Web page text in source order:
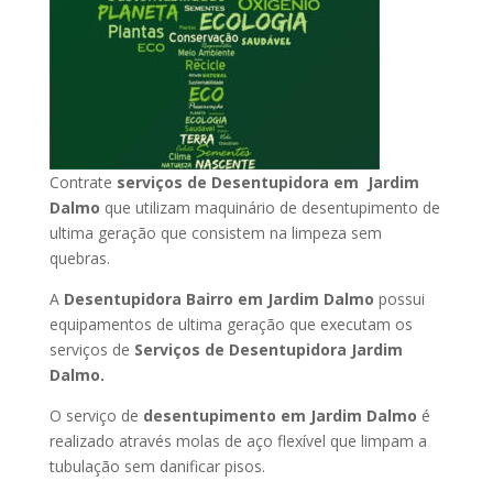
Contrate serviços de Desentupidora em Jardim
Dalmo que utilizam maquinário de desentupimento de
ultima geração que consistem na limpeza sem
quebras.
A Desentupidora Bairro em Jardim Dalmo possui
equipamentos de ultima geração que executam os
serviços de Serviços de Desentupidora Jardim
Dalmo.
O serviço de desentupimento em Jardim Dalmo é
realizado através molas de aço flexível que limpam a
tubulação sem danificar pisos.